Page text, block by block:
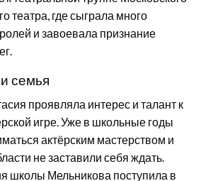
театра, где сыграла много
и завоевала признание
семья
проявляла интерес и талант к
игре. Уже в школьные годы
актёрским мастерством и
не заставили себя ждать.
школы Мельникова поступила в